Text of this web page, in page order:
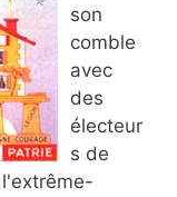
son
comble
avec
des
électeur
s de